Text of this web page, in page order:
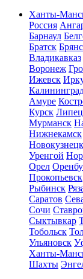
Ханты-
Россия
Барнаул
Братск
Владикавказ
Воронеж
Ижевск
Амуре
Курск
Мурманск
Нижнекамск
Новокузнецк
Уренгой
Орел
Прокопьевск
Рыбинск
Саратов
Сочи
Сыктывкар
Тобольск
Ульяновск
Ханты-
Шахты